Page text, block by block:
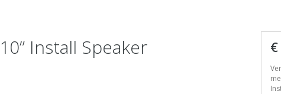
Install Speaker